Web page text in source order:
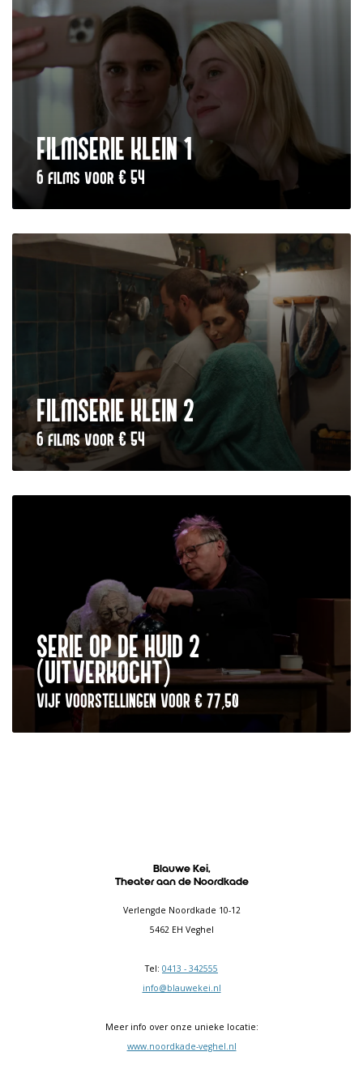
FILMSERIE KLEIN 1
6 films voor € 54
FILMSERIE KLEIN 2
6 films voor € 54
SERIE OP DE HUID 2
(UITVERKOCHT)
VIJF VOORSTELLINGEN VOOR € 77,50
Blauwe Kei,
Theater aan de Noordkade
Verlengde Noordkade 10-12
5462 EH Veghel
Tel: 0413 - 342555
info@blauwekei.nl
Meer info over onze unieke locatie:
www.noordkade-veghel.nl